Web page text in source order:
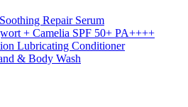
Repair Serum
+ Camelia SPF 50+ PA++++
Lubricating Conditioner
& Body Wash